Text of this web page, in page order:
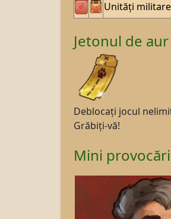
Unități militare
Jetonul de aur
Deblocați jocul
Grăbiți-vă!
Mini provocări